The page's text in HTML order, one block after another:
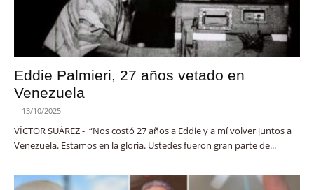
Eddie Palmieri, 27 años vetado en
Venezuela
- 13/10/2025
VÍCTOR SUÁREZ - “Nos costó 27 años a Eddie y a mí volver juntos a
Venezuela. Estamos en la gloria. Ustedes fueron gran parte de...